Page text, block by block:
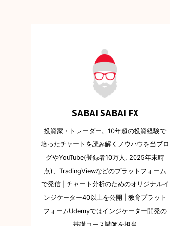
SABAI SABAI FX
投資家・トレーダー。10年超の投資経験で
培ったチャートを読み解くノウハウを当ブロ
グやYouTube(登録者10万人, 2025年末時
点)、TradingViewなどのプラットフォーム
で発信 | チャート分析のためのオリジナルイ
ンジケーター40以上を公開 | 教育プラット
フォームUdemyではインジケーター開発の
基礎コース講師を担当